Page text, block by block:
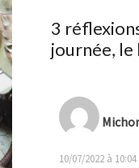
3
journée,
10/07/2022 à 10:04